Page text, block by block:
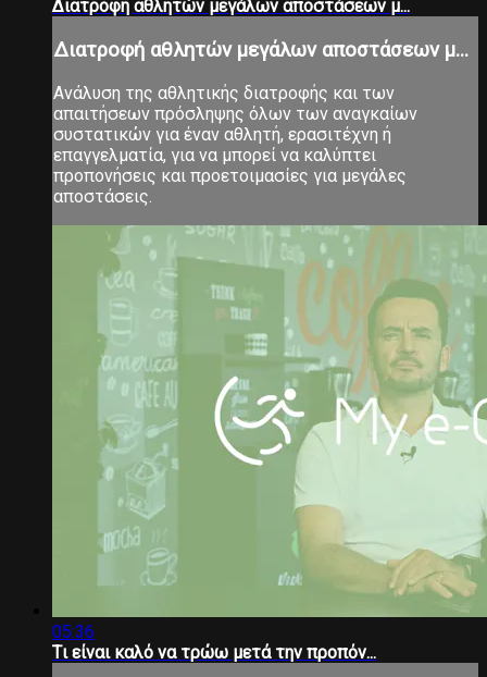
Διατροφή αθλητών μεγάλων αποστάσεων μ...
Διατροφή αθλητών μεγάλων αποστάσεων μ...
Ανάλυση της αθλητικής διατροφής και των
απαιτήσεων πρόσληψης όλων των αναγκαίων
συστατικών για έναν αθλητή, ερασιτέχνη ή
επαγγελματία, για να μπορεί να καλύπτει
προπονήσεις και προετοιμασίες για μεγάλες
αποστάσεις.
05:36
Tι είναι καλό να τρώω μετά την προπόν...